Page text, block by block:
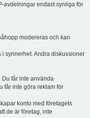
avdelningar endast synliga för
modereras och kan
synnerhet. Andra diskussioner
Du får inte använda
får inte göra reklam för
konto med företagets
de är företag, inte